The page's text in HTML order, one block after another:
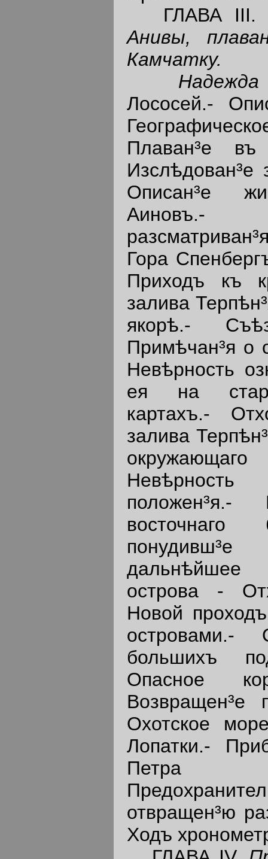
ГЛАВА III.
Анивы,
Камчатку.
Надежда
Лососей.-
Плаван³е въ
Изслѣдован³е
Описан³е
Аиновъ.-
Гора
Приходъ къ
залива
якорѣ.-
Примѣчан³я о
Невѣрность
ея на
картахъ.-
залива
Невѣрность
восточнаго
дальнѣйшее
острова -
Новой
островами.-
большихъ
Опасное
Возвращен³е
Охотское
Лопатки.-
Петра
отвращен³ю
Ходъ